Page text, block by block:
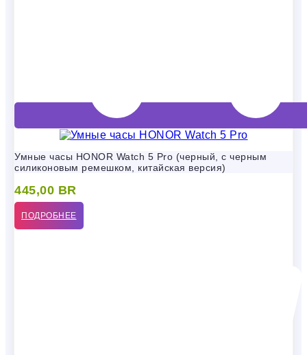
Умные часы HONOR Watch 5 Pro (черный, с черным
силиконовым ремешком, китайская версия)
445,00 BR
ПОДРОБНЕЕ